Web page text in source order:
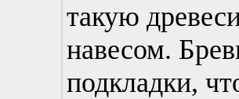
такую
навесом.
подкладки,